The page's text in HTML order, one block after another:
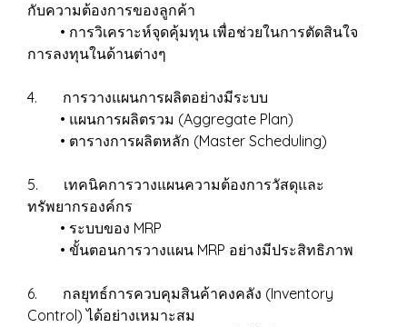
กับความต้องการของลูกค้า
• การวิเคราะห์จุดคุ้มทุน เพื่อช่วยในการตัดสินใจ
การลงทุนในด้านต่างๆ
4. การวางแผนการผลิตอย่างมีระบบ
• แผนการผลิตรวม (Aggregate Plan)
• ตารางการผลิตหลัก (Master Scheduling)
5. เทคนิคการวางแผนความต้องการวัสดุและ
ทรัพยากรองค์กร
• ระบบของ MRP
• ขั้นตอนการวางแผน MRP อย่างมีประสิทธิภาพ
6. กลยุทธ์การควบคุมสินค้าคงคลัง (Inventory
Control) ได้อย่างเหมาะสม